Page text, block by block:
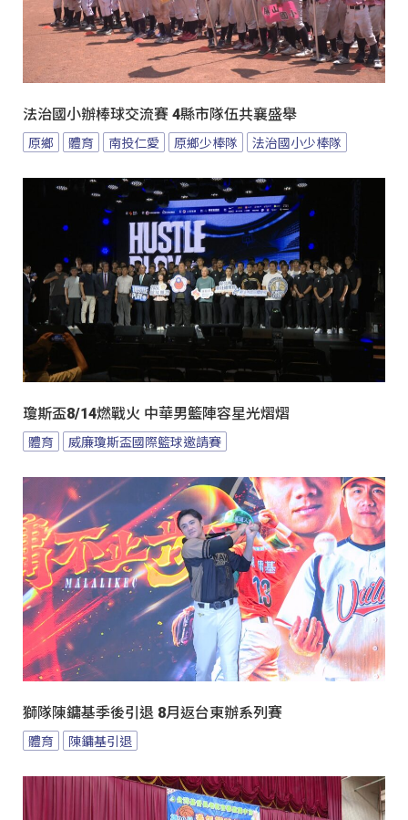
法治國小辦棒球交流賽 4縣市隊伍共襄盛舉
原鄉 體育 南投仁愛 原鄉少棒隊 法治國小少棒隊
瓊斯盃8/14燃戰火 中華男籃陣容星光熠熠
體育 威廉瓊斯盃國際籃球邀請賽
獅隊陳鏞基季後引退 8月返台東辦系列賽
體育 陳鏞基引退